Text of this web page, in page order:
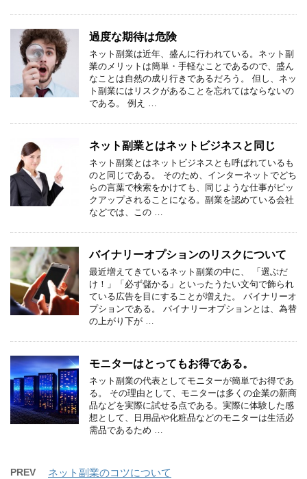
過度な期待は危険
ネット副業は近年、盛んに行われている。ネット副
業のメリットは簡単・手軽なことであるので、盛ん
なことは自然の成り行きであるだろう。 但し、ネッ
ト副業にはリスクがあることを忘れてはならないの
である。 例え …
ネット副業とはネットビジネスと同じ
ネット副業とはネットビジネスとも呼ばれているも
のと同じである。 そのため、インターネットでどち
らの言葉で検索をかけても、同じような仕事がピッ
クアップされることになる。副業を認めている会社
などでは、この …
バイナリーオプションのリスクについて
最近増えてきているネット副業の中に、 「選ぶだ
け！」「必ず儲かる」といったうたい文句で飾られ
ている広告を目にすることが増えた。 バイナリーオ
プションである。 バイナリーオプションとは、為替
の上がり下が …
モニターはとってもお得である。
ネット副業の代表としてモニターが簡単でお得であ
る。 その理由として、モニターは多くの企業の新商
品などを実際に試せる点である。実際に体験した感
想として、日用品や化粧品などのモニターは生活必
需品であるため …
PREV ネット副業のコツについて